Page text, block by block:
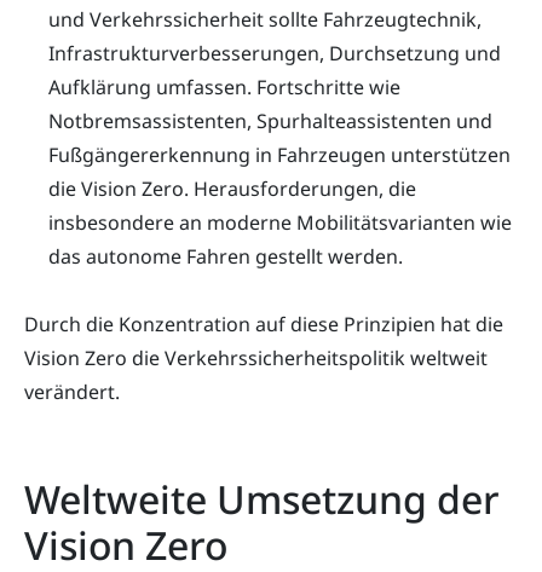
und Verkehrssicherheit sollte Fahrzeugtechnik,
Infrastrukturverbesserungen, Durchsetzung und
Aufklärung umfassen. Fortschritte wie
Notbremsassistenten, Spurhalteassistenten und
Fußgängererkennung in Fahrzeugen unterstützen
die Vision Zero. Herausforderungen, die
insbesondere an moderne Mobilitätsvarianten wie
das autonome Fahren gestellt werden.
Durch die Konzentration auf diese Prinzipien hat die
Vision Zero die Verkehrssicherheitspolitik weltweit
verändert.
Weltweite Umsetzung der
Vision Zero